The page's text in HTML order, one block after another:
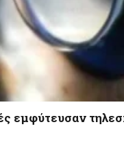
εμφύτευσαν